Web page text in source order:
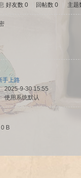
好友数 0 回帖数 0 主题
手上路
2025-9-30 15:55
使用系统默认
0 B